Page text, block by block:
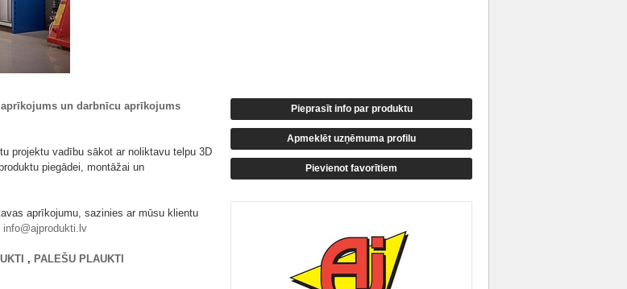
un darbnīcu aprīkojums
projektu vadību sākot ar noliktavu telpu 3D
piegādei, montāžai un
aprīkojumu, sazinies ar mūsu klientu
info@ajprodukti.lv
, PALEŠU PLAUKTI
Pieprasīt info par produktu
Apmeklēt uzņēmuma profilu
Pievienot favorītiem